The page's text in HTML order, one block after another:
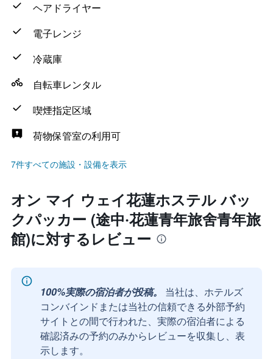
ヘアドライヤー
電子レンジ
冷蔵庫
自転車レンタル
喫煙指定区域
荷物保管室の利用可
7件すべての施設・設備を表示
オン マイ ウェイ花蓮ホステル バッ
クパッカー (途中‧花蓮青年旅舍青年旅
館)に対するレビュー
100%実際の宿泊者が投稿。
当社は、ホテルズ
コンバインドまたは当社の信頼できる外部予約
サイトとの間で行われた、実際の宿泊者による
確認済みの予約のみからレビューを収集し、表
示します。